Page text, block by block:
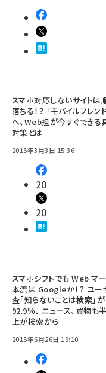
スマホ対応しないサイトは
落ちる！？ 「モバイルフレン
へ、Web担が今すぐできる
対策とは
2015年3月3日 15:36
20
20
スマホシフトでも Web マ
本流は Googleか！？ ユー
査「知らないことは検索」が
92.9％、 ニュース、買物も
上が検索から
2015年6月26日 19:10